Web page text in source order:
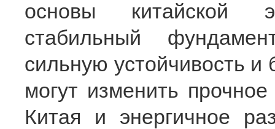
основы китайской
стабильный
сильную устойчивость
могут изменить
Китая и энергичное